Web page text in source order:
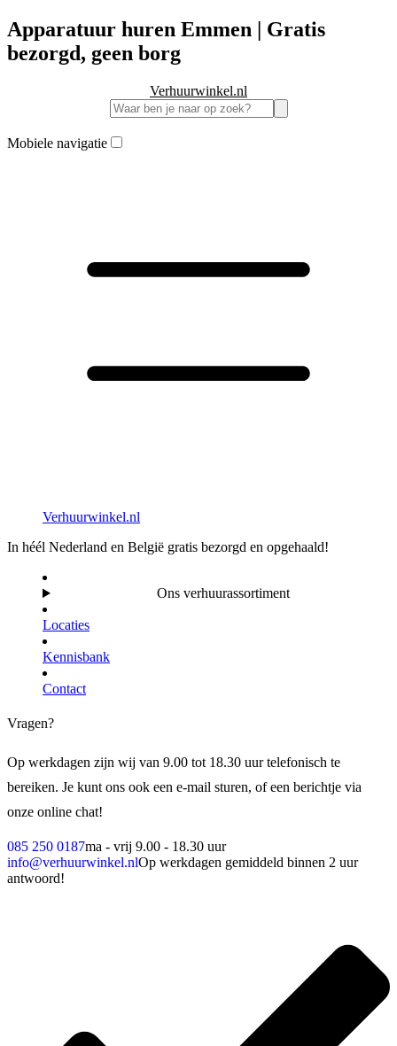
Apparatuur huren Emmen | Gratis
bezorgd, geen borg
Verhuurwinkel.nl
Mobiele navigatie
Verhuurwinkel.nl
In héél Nederland en België gratis bezorgd en opgehaald!
Ons verhuurassortiment
Locaties
Kennisbank
Contact
Vragen?
Op werkdagen zijn wij van 9.00 tot 18.30 uur telefonisch te
bereiken. Je kunt ons ook een e-mail sturen, of een berichtje via
onze online chat!
085 250 0187ma - vrij 9.00 - 18.30 uur
info@verhuurwinkel.nlOp werkdagen gemiddeld binnen 2 uur
antwoord!